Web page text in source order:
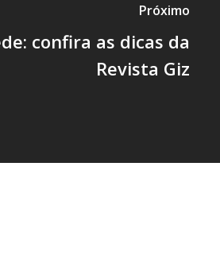
Próximo
confira as dicas da
Revista Giz